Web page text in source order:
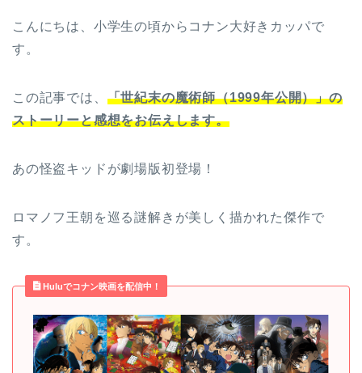
こんにちは、小学生の頃からコナン大好きカッパで
す。
この記事では、 「世紀末の魔術師（1999年公開）」の
ストーリーと感想をお伝えします。
あの怪盗キッドが劇場版初登場！
ロマノフ王朝を巡る謎解きが美しく描かれた傑作で
す。
Huluでコナン映画を配信中！